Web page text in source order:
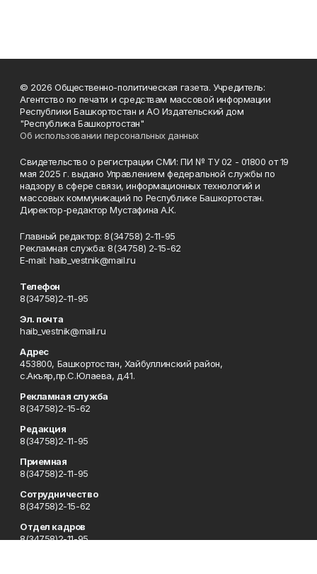
© 2026 Общественно-политическая газета. Учредитель:
Агентство по печати и средствам массовой информации
Республики Башкортостан и АО Издательский дом
"Республика Башкортостан"
Об использовании персональных данных
Свидетельство о регистрации СМИ: ПИ № ТУ 02 - 01800 от 19
мая 2025 г. выдано Управлением федеральной службы по
надзору в сфере связи, информационных технологий и
массовых коммуникаций по Республике Башкортостан.
Директор-редактор Мустафина А.К.
Главный редактор: 8(34758) 2-11-95
Рекламная служба: 8(34758) 2-15-62
Е-mаil: haib_vestnik@mail.ru
Телефон
8(34758)2-11-95
Эл. почта
haib_vestnik@mail.ru
Адрес
453800, Башкортостан, Хайбуллинский район,
с.Акъяр,пр.С.Юлаева, д.41.
Рекламная служба
8(34758)2-15-62
Редакция
8(34758)2-11-95
Приемная
8(34758)2-11-95
Сотрудничество
8(34758)2-15-62
Отдел кадров
8(34758)2-11-95